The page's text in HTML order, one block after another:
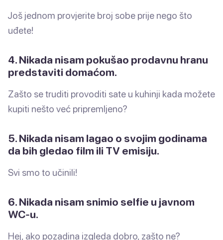
Još jednom provjerite broj sobe prije nego što
uđete!
4. Nikada nisam pokušao prodavnu hranu
predstaviti domaćom.
Zašto se truditi provoditi sate u kuhinji kada možete
kupiti nešto već pripremljeno?
5. Nikada nisam lagao o svojim godinama
da bih gledao film ili TV emisiju.
Svi smo to učinili!
6. Nikada nisam snimio selfie u javnom
WC-u.
Hej, ako pozadina izgleda dobro, zašto ne?